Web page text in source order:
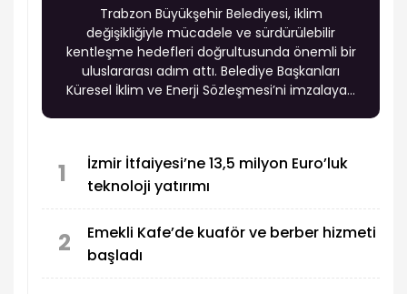
Trabzon Büyükşehir Belediyesi, iklim
değişikliğiyle mücadele ve sürdürülebilir
kentleşme hedefleri doğrultusunda önemli bir
uluslararası adım attı. Belediye Başkanları
Küresel İklim ve Enerji Sözleşmesi’ni imzalayan
fazla yerel yönetimin yer aldığı uluslararası iklim
ve enerji ağına dahil oldu.
1
İzmir İtfaiyesi’ne 13,5 milyon Euro’luk
teknoloji yatırımı
2
Emekli Kafe’de kuaför ve berber hizmeti
başladı